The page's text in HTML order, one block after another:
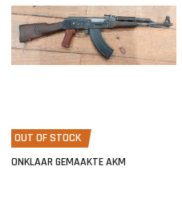
OUT OF STOCK
ONKLAAR GEMAAKTE AKM